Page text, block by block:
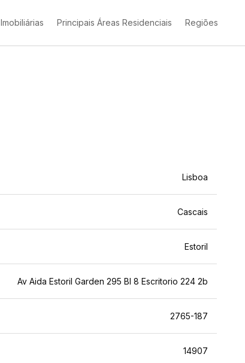
Imobiliárias Principais Áreas Residenciais Regiões
Lisboa
Cascais
Estoril
Av Aida Estoril Garden 295 Bl 8 Escritorio 224 2b
2765-187
14907